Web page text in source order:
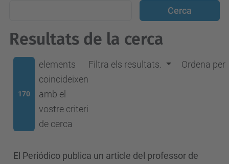
Resultats de la cerca
170
elements
coincideixen
amb el
vostre criteri
de cerca
Filtra els resultats. Ordena per
El Periódico publica un article del professor de